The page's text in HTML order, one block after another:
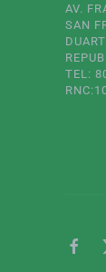
AV.
SAN
TEL: